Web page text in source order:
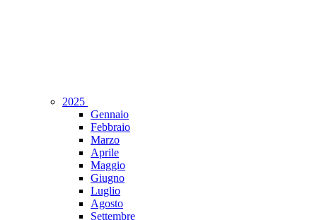
2025
Gennaio
Febbraio
Marzo
Aprile
Maggio
Giugno
Luglio
Agosto
Settembre